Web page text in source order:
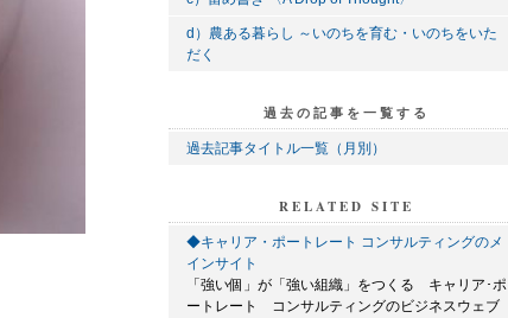
d）農ある暮らし ～いのちを育む・いのちをいた
だく
過去の記事を一覧する
過去記事タイトル一覧（月別）
RELATED SITE
◆キャリア・ポートレート コンサルティングのメ
インサイト
「強い個」が「強い組織」をつくる キャリア･ポ
ートレート コンサルティングのビジネスウェブ